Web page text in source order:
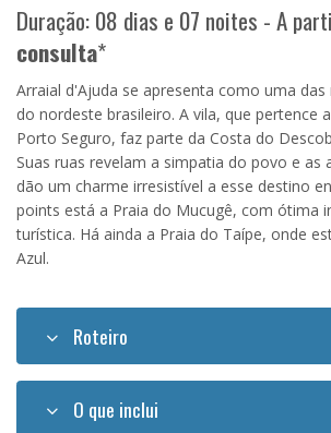
Duração: 08 dias e 07 noites - A
consulta*
Arraial d'Ajuda se apresenta como uma das
do nordeste brasileiro. A vila, que pertence
Porto Seguro, faz parte da Costa do
Suas ruas revelam a simpatia do povo e as
dão um charme irresistível a esse destino
points está a Praia do Mucugê, com ótima
turística. Há ainda a Praia do Taípe, onde
Azul.
Roteiro
O que inclui